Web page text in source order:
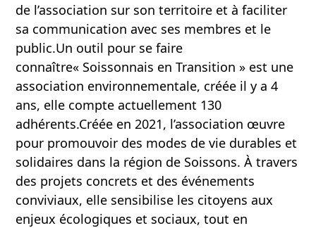
de l’association sur son territoire et à faciliter
sa communication avec ses membres et le
public.Un outil pour se faire
connaître« Soissonnais en Transition » est une
association environnementale, créée il y a 4
ans, elle compte actuellement 130
adhérents.Créée en 2021, l’association œuvre
pour promouvoir des modes de vie durables et
solidaires dans la région de Soissons. À travers
des projets concrets et des événements
conviviaux, elle sensibilise les citoyens aux
enjeux écologiques et sociaux, tout en